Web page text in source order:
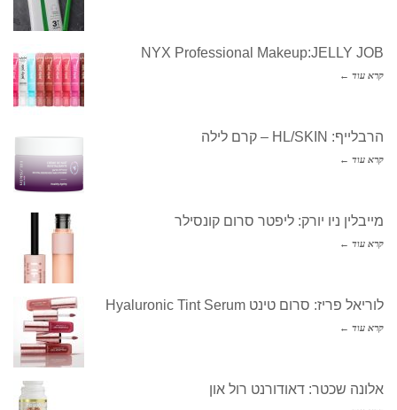
NYX Professional Makeup:JELLY JOB
קרא עוד ←
הרבלייף: HL/SKIN – קרם לילה
קרא עוד ←
מייבלין ניו יורק: ליפטר סרום קונסילר
קרא עוד ←
לוריאל פריז: סרום טינט Hyaluronic Tint Serum
קרא עוד ←
אלונה שכטר: דאודורנט רול און